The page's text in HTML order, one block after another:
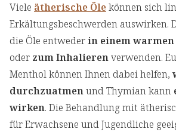
Viele ätherische Ölekönnen sich
Erkältungsbeschwerden auswirken.
die Öle entwederin einem
oder zum Inhalierenverwenden.
Menthol können Ihnen dabei helfen,
durchzuatmenund Thymian kann
wirken. Die Behandlung mit
für Erwachsene und Jugendliche